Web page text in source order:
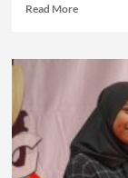
Read More